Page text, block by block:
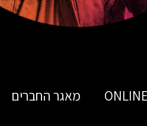
מאגר החברים